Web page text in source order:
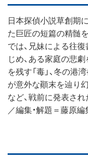
日本探偵小説草創期
た巨匠の短篇の精髄
では、兄妹による往
じめ、ある家庭の悲
を残す「毒」、冬の
が意外な顚末を辿り
など、戦前に発表さ
／編集・解題＝藤原編